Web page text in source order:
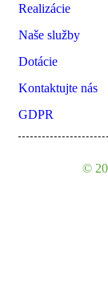
Realizácie
Naše služby
Dotácie
Kontaktujte nás
GDPR
©